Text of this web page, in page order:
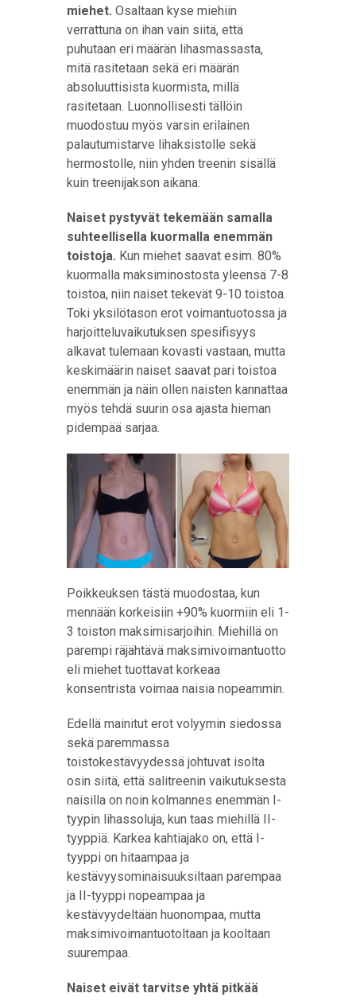
miehet. Osaltaan kyse miehiin
verrattuna on ihan vain siitä, että
puhutaan eri määrän lihasmassasta,
mitä rasitetaan sekä eri määrän
absoluuttisista kuormista, millä
rasitetaan. Luonnollisesti tällöin
muodostuu myös varsin erilainen
palautumistarve lihaksistolle sekä
hermostolle, niin yhden treenin sisällä
kuin treenijakson aikana.
Naiset pystyvät tekemään samalla
suhteellisella kuormalla enemmän
toistoja. Kun miehet saavat esim. 80%
kuormalla maksiminostosta yleensä 7-8
toistoa, niin naiset tekevät 9-10 toistoa.
Toki yksilötason erot voimantuotossa ja
harjoitteluvaikutuksen spesifisyys
alkavat tulemaan kovasti vastaan, mutta
keskimäärin naiset saavat pari toistoa
enemmän ja näin ollen naisten kannattaa
myös tehdä suurin osa ajasta hieman
pidempää sarjaa.
Poikkeuksen tästä muodostaa, kun
mennään korkeisiin +90% kuormiin eli 1-
3 toiston maksimisarjoihin. Miehillä on
parempi räjähtävä maksimivoimantuotto
eli miehet tuottavat korkeaa
konsentrista voimaa naisia nopeammin.
Edellä mainitut erot volyymin siedossa
sekä paremmassa
toistokestävyydessä johtuvat isolta
osin siitä, että salitreenin vaikutuksesta
naisilla on noin kolmannes enemmän I-
tyypin lihassoluja, kun taas miehillä II-
tyyppiä. Karkea kahtiajako on, että I-
tyyppi on hitaampaa ja
kestävyysominaisuuksiltaan parempaa
ja II-tyyppi nopeampaa ja
kestävyydeltään huonompaa, mutta
maksimivoimantuotoltaan ja kooltaan
suurempaa.
Naiset eivät tarvitse yhtä pitkää